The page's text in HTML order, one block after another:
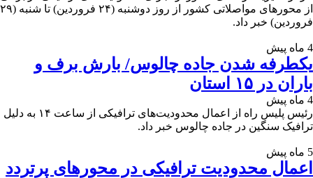
از محورهای مواصلاتی کشور از روز دوشنبه (۲۴ فروردین) تا شنبه (۲۹
فروردین‌) خبر داد.
4 ماه پیش
یکطرفه شدن جاده چالوس/ بارش برف و
باران در ۱۵ استان
4 ماه پیش
رئیس پلیس راه از اعمال محدودیت‌های ترافیکی از ساعت ۱۴ به دلیل
ترافیک سنگین در جاده چالوس خبر داد.
5 ماه پیش
اعمال محدودیت ترافیکی در محورهای پرتردد